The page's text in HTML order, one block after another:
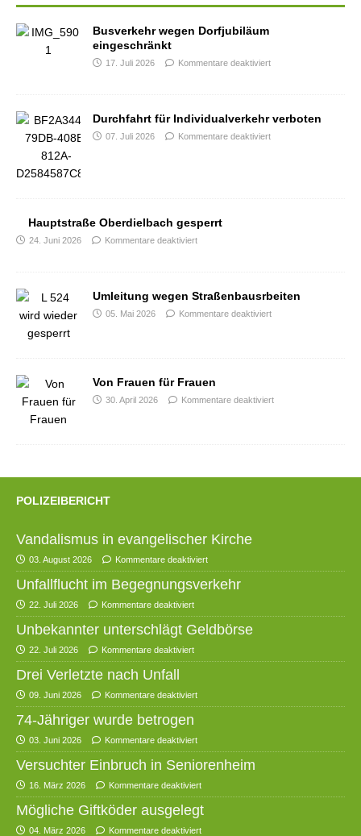
Busverkehr wegen Dorfjubiläum
eingeschränkt
17. Juli 2026 Kommentare deaktiviert
Durchfahrt für Individualverkehr verboten
07. Juli 2026 Kommentare deaktiviert
Hauptstraße Oberdielbach gesperrt
24. Juni 2026 Kommentare deaktiviert
Umleitung wegen Straßenbausrbeiten
05. Mai 2026 Kommentare deaktiviert
Von Frauen für Frauen
30. April 2026 Kommentare deaktiviert
POLIZEIBERICHT
Vandalismus in evangelischer Kirche
03. August 2026 Kommentare deaktiviert
Unfallflucht im Begegnungsverkehr
22. Juli 2026 Kommentare deaktiviert
Unbekannter unterschlägt Geldbörse
22. Juli 2026 Kommentare deaktiviert
Drei Verletzte nach Unfall
09. Juni 2026 Kommentare deaktiviert
74-Jähriger wurde betrogen
03. Juni 2026 Kommentare deaktiviert
Versuchter Einbruch in Seniorenheim
16. März 2026 Kommentare deaktiviert
Mögliche Giftköder ausgelegt
04. März 2026 Kommentare deaktiviert